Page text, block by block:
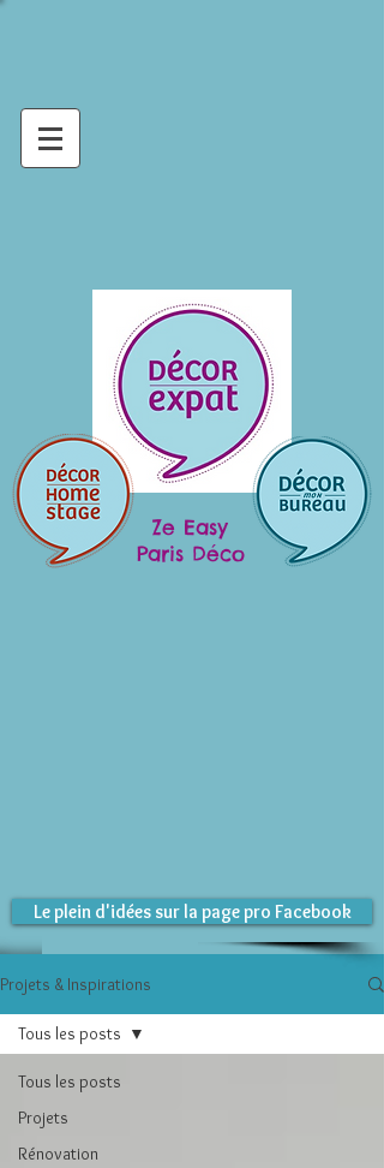
Ze Easy
Paris Déco
Le plein d'idées sur la page pro Facebook
Projets & Inspirations
Tous les posts
Projets
Rénovation
Tous les posts